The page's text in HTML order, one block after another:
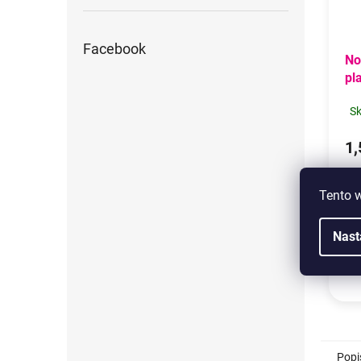
Tento
Facebook
s